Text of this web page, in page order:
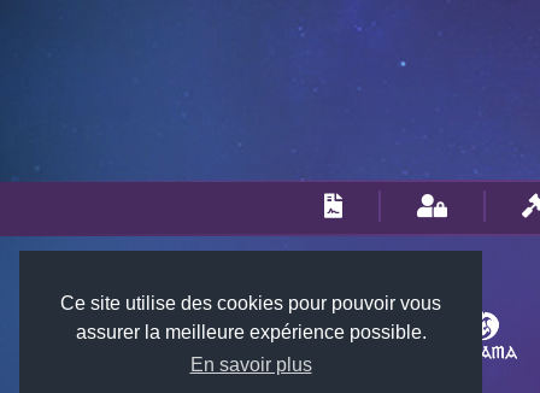
Ce site utilise des cookies pour pouvoir vous
assurer la meilleure expérience possible.
En savoir plus